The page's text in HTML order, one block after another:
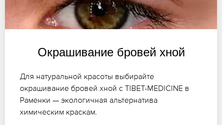
Окрашивание бровей хной
Для натуральной красоты выбирайте
окрашивание бровей хной с TIBET-MEDICINE в
Раменки — экологичная альтернатива
химическим краскам.